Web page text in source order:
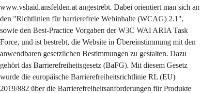
www.vshaid.ansfelden.at angestrebt. Dabei orientiert man sich an
den "Richtlinien für barrierefreie Webinhalte (WCAG) 2.1",
sowie den Best-Practice Vorgaben der W3C WAI ARIA Task
Force, und ist bestrebt, die Website in Übereinstimmung mit den
anwendbaren gesetzlichen Bestimmungen zu gestalten. Dazu
gehört das Barrierefreiheitsgesetz (BaFG). Mit diesem Gesetz
wurde die europäische Barrierefreiheitsrichtlinie RL (EU)
2019/882 über die Barrierefreiheitsanforderungen für Produkte